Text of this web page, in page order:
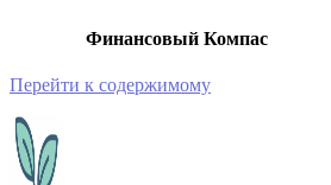
Финансовый Компас
Перейти к содержимому